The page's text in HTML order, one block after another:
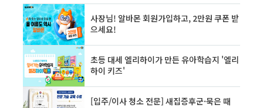
올로5번길 18-2 (교동)전화번호: 1522-4400영업시간: 10:00 ~
22:00 강릉내곡점주소: 강원도 강릉시 범일로 618 (내..